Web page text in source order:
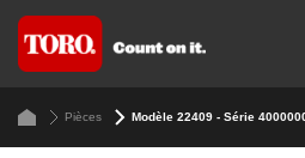
Pièces Modèle 22409 - Série